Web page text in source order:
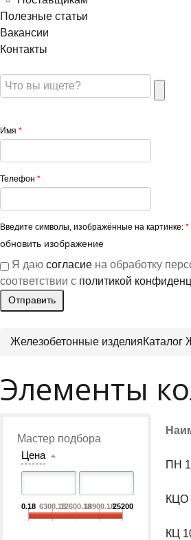
Полезные статьи
Вакансии
Контакты
Имя *
Телефон *
Введите символы, изображённые на картинке: *
обновить изображение
Я даю согласие на обработку
соответствии с политикой
Железобетонные изделияКаталог
Элементы
Мастер подбора
Цена
0.18 6300.1812600.1818900.1825200
ПН
КЦО
КЦ